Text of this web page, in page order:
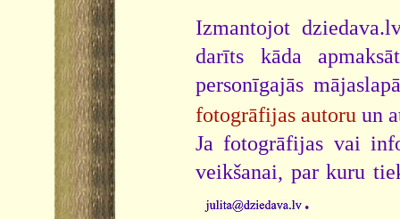
Izmantojot
darīts kāda
personīgajās
fotogrāfijas autoru un
Ja fotogrāfijas vai
veikšanai, par kuru
.